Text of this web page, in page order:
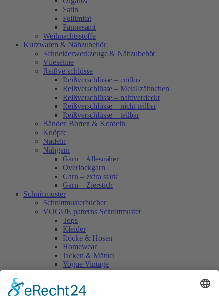
Satin
Fellimitat
Pannesamt
Weihnachtsstoffe
Kurzwaren & Nähzubehör
Schneiderwerkzeuge & Nähzubehör
Vlieseline
Reißverschlüsse
Reißverschlüsse – endlos
Reißverschlüsse – Metallzähnchen
Reißverschlüsse – nahtverdeckt
Reißverschlüsse – nicht teilbar
Reißverschlüsse – teilbar
Bänder, Borten & Kordeln
Knöpfe
Nadeln
Nähgarn
Garn – Allesnäher
Overlockgarn
Garn – extra stark
Garn – Zierstich
Schnittmuster
Schnittmusterbücher
VOGUE patterns Schnittmuster
Tops
Kleider
Röcke & Hosen
Homewear
Jacken & Mäntel
Vogue Vintage
Accessoires